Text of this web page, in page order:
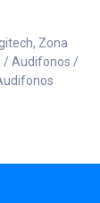
Zona
/ Audifonos /